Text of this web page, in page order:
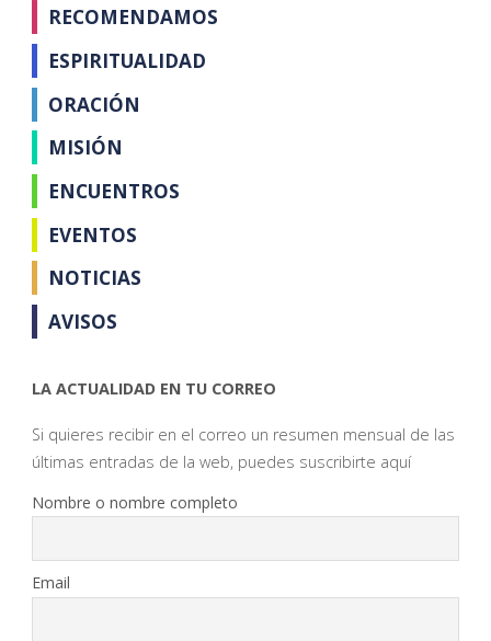
RECOMENDAMOS
ESPIRITUALIDAD
ORACIÓN
MISIÓN
ENCUENTROS
EVENTOS
NOTICIAS
AVISOS
LA ACTUALIDAD EN TU CORREO
Si quieres recibir en el correo un resumen mensual de las
últimas entradas de la web, puedes suscribirte aquí
Nombre o nombre completo
Email